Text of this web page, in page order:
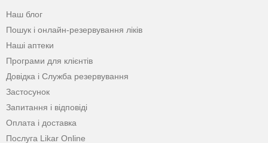
Наш блог
Пошук і онлайн-резервування ліків
Наші аптеки
Програми для клієнтів
Довідка і Служба резервування
Застосунок
Запитання і відповіді
Оплата і доставка
Послуга Likar Online